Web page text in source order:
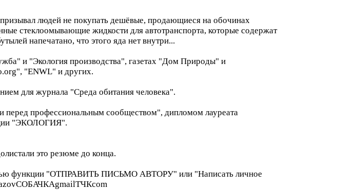
людей не покупать дешёвые, продающиеся на обочинах
стеклоомывающие жидкости для автотранспорта, которые содержат
напечатано, что этого яда нет внутри...
и "Экология производства", газетах "Дом Природы" и
"ENWL" и других.
для журнала "Среда обитания человека".
профессиональным сообществом", дипломом лауреата
"ЭКОЛОГИЯ".
это резюме до конца.
функции "ОТПРАВИТЬ ПИСЬМО АВТОРУ" или "Написать личное